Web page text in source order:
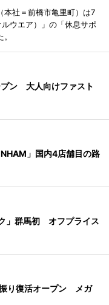
本社＝前橋市亀里町）は7
ウエア）」の「休息サポ
ン 大人向けファスト
」国内4店舗目の路
」群馬初 オフプライス
り復活オープン メガ